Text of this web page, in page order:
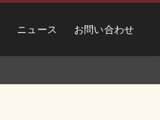
ニュース お問い合わせ